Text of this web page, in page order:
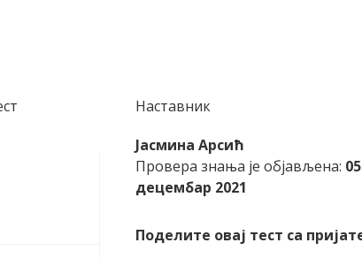
Наставник
Јасмина Арсић
Провера знања је објављена:
децембар 2021
Поделите овај тест са